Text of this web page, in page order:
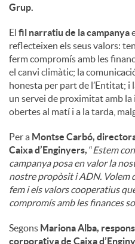
Grup.
El fil narratiu de la campanya
reflecteixen els seus valors:
ferm compromís amb les
el canvi climàtic; la
honesta per part de l’Entitat;
un servei de proximitat amb la
obertes al matí i a la tarda,
Per a Montse Carbó,
Caixa d’Enginyers, “Estem
campanya posa en valor la
nostre propòsit i ADN. Volem
fem i els valors cooperatius
compromís amb les finances
Segons Mariona Alba,
corporativa de Caixa